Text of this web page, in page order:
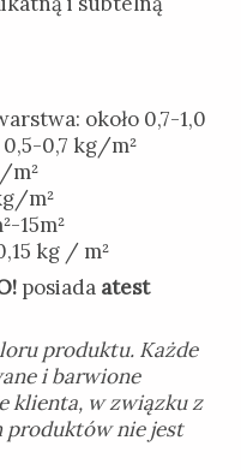
około 0,7-1,0
0,7 kg/m²
m²
m²
15m²
kg / m²
posiada atest
produktu. Każde
i barwione
klienta, w związku z
nie jest